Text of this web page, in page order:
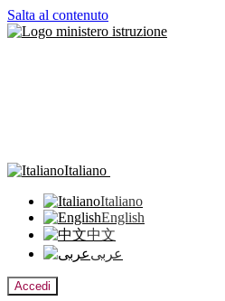
Salta al contenuto
Italiano
Italiano
English
中文
عربى
Accedi